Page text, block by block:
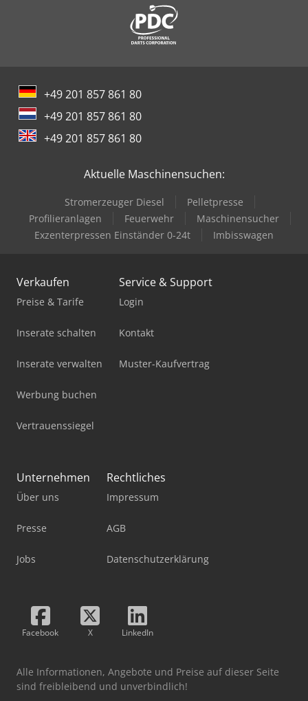
+49 201 857 861 80
+49 201 857 861 80
+49 201 857 861 80
Aktuelle Maschinensuchen:
Stromerzeuger Diesel
Pelletpresse
Profilieranlagen
Feuerwehr
Maschinensucher
Exzenterpressen Einständer 0-24t
Imbisswagen
Verkaufen
Preise & Tarife
Inserate schalten
Inserate verwalten
Werbung buchen
Vertrauenssiegel
Service & Support
Login
Kontakt
Muster-Kaufvertrag
Unternehmen
Über uns
Presse
Jobs
Rechtliches
Impressum
AGB
Datenschutzerklärung
Facebook X LinkedIn
Alle Informationen, Angebote und Preise auf dieser Seite
sind freibleibend und unverbindlich!